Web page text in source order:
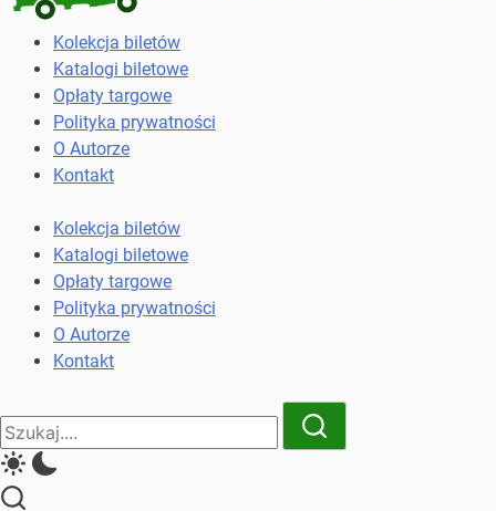
Kolekcja
biletów
komunikacji
miejskiej
kolejowych
Kolekcja biletów
Katalogi biletowe
Opłaty targowe
Polityka prywatności
O Autorze
Kontakt
Kolekcja biletów
Katalogi biletowe
Opłaty targowe
Polityka prywatności
O Autorze
Kontakt
Close
Search
Search